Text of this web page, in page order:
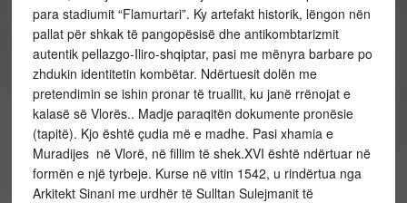
para stadiumit “Flamurtari”. Ky artefakt historik, lëngon nën
pallat për shkak të pangopësisë dhe antikombtarizmit
autentik pellazgo-Iliro-shqiptar, pasi me mënyra barbare po
zhdukin identitetin kombëtar. Ndërtuesit dolën me
pretendimin se ishin pronar të truallit, ku janë rrënojat e
kalasë së Vlorës.. Madje paraqitën dokumente pronësie
(tapitë). Kjo është çudia më e madhe. Pasi xhamia e
Muradijes në Vlorë, në fillim të shek.XVI është ndërtuar në
formën e një tyrbeje. Kurse në vitin 1542, u rindërtua nga
Arkitekt Sinani me urdhër të Sulltan Sulejmanit të